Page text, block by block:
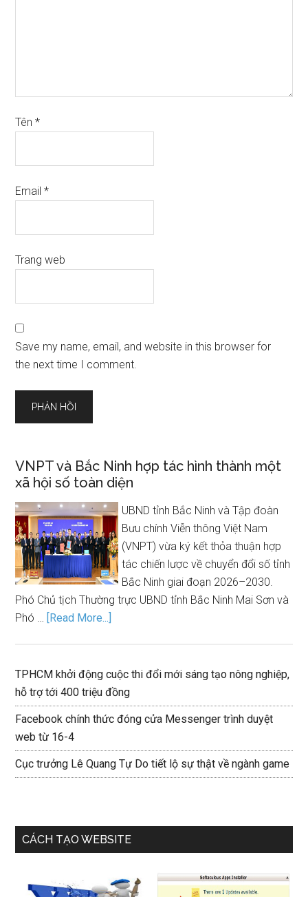
Tên*
Email*
Trang web
Save my name, email, and website in this browser for
the next time I comment.
VNPT và Bắc Ninh hợp tác hình thành một
xã hội số toàn diện
UBND tỉnh Bắc Ninh và Tập đoàn
Bưu chính Viễn thông Việt Nam
(VNPT) vừa ký kết thỏa thuận hợp
tác chiến lược về chuyển đổi số tỉnh
Bắc Ninh giai đoạn 2026–2030.
Phó Chủ tịch Thường trực UBND tỉnh Bắc Ninh Mai Sơn và
Phó … [Read More...]
TPHCM khởi động cuộc thi đổi mới sáng tạo nông nghiệp,
hỗ trợ tới 400 triệu đồng
Facebook chính thức đóng cửa Messenger trình duyệt
web từ 16-4
Cục trưởng Lê Quang Tự Do tiết lộ sự thật về ngành game
CÁCH TẠO WEBSITE